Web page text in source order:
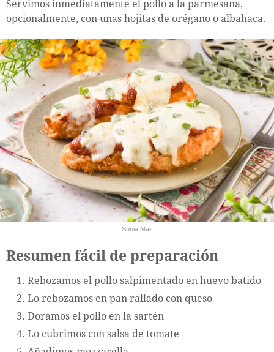
Servimos inmediatamente el pollo a la parmesana,
opcionalmente, con unas hojitas de orégano o albahaca.
Sonia Mas
Resumen fácil de preparación
Rebozamos el pollo salpimentado en huevo batido
Lo rebozamos en pan rallado con queso
Doramos el pollo en la sartén
Lo cubrimos con salsa de tomate